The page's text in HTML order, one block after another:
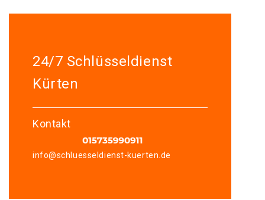
24/7 Schlüsseldienst
Kürten
Kontakt
info@schluesseldienst-kuerten.de